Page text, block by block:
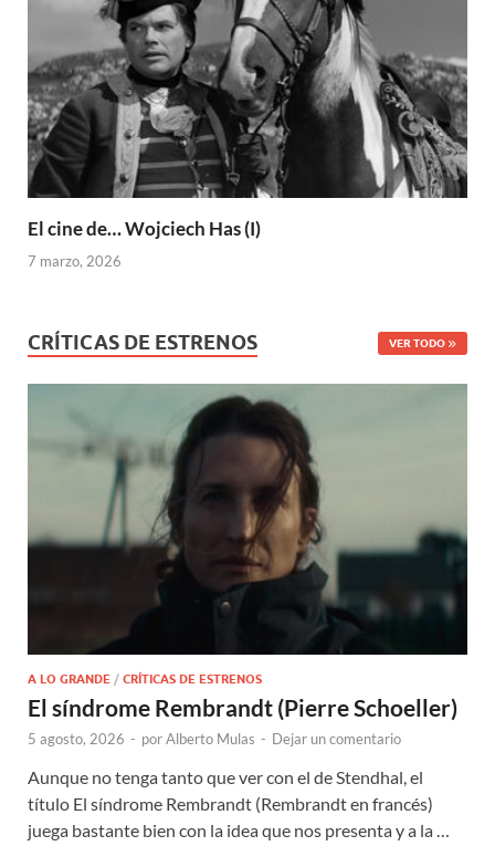
El cine de… Wojciech Has (I)
7 marzo, 2026
CRÍTICAS DE ESTRENOS VER TODO
A LO GRANDE / CRÍTICAS DE ESTRENOS
El síndrome Rembrandt (Pierre Schoeller)
5 agosto, 2026 - porAlberto Mulas - Dejar un comentario
Aunque no tenga tanto que ver con el de Stendhal, el
título El síndrome Rembrandt (Rembrandt en francés)
juega bastante bien con la idea que nos presenta y a la …